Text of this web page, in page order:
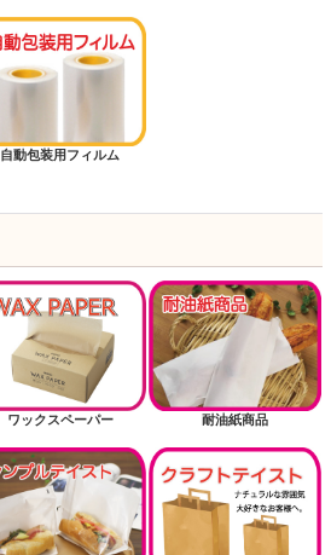
自動包装用フィルム
ワックスペーパー 耐油紙商品